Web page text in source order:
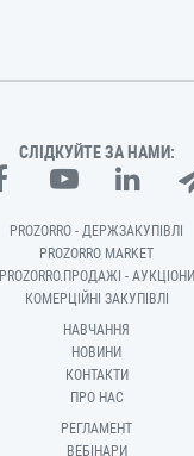
СЛІДКУЙТЕ ЗА НАМИ:
PROZORRO - ДЕРЖЗАКУПІВЛІ
PROZORRO MARKET
PROZORRO.ПРОДАЖІ - АУКЦІОНИ
КОМЕРЦІЙНІ ЗАКУПІВЛІ
НАВЧАННЯ
НОВИНИ
КОНТАКТИ
ПРО НАС
РЕГЛАМЕНТ
ВЕБІНАРИ